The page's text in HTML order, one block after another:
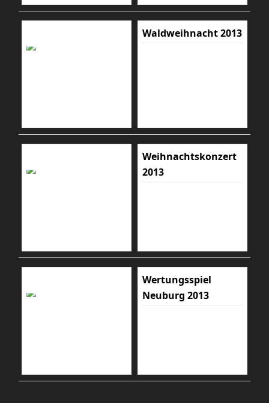
Waldweihnacht 2013
Weihnachtskonzert
2013
Wertungsspiel
Neuburg 2013